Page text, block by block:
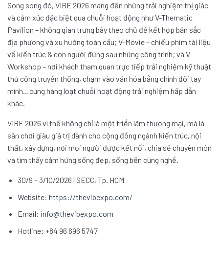
Song song đó, VIBE 2026 mang đến những trải nghiệm thị giác
và cảm xúc đặc biệt qua chuỗi hoạt động như V-Thematic
Pavilion – không gian trưng bày theo chủ đề kết hợp bản sắc
địa phương và xu hướng toàn cầu; V-Movie – chiếu phim tài liệu
về kiến trúc & con người đứng sau những công trình; và V-
Workshop – nơi khách tham quan trực tiếp trải nghiệm kỹ thuật
thủ công truyền thống, chạm vào văn hóa bằng chính đôi tay
mình…cùng hàng loạt chuỗi hoạt động trải nghiệm hấp dẫn
khác.
VIBE 2026 vì thế không chỉ là một triển lãm thương mại, mà là
sân chơi giàu giá trị dành cho cộng đồng ngành kiến trúc, nội
thất, xây dựng, nơi mọi người được kết nối, chia sẻ chuyên môn
và tìm thấy cảm hứng sống đẹp, sống bền cùng nghề.
30/9 – 3/10/2026 | SECC, Tp. HCM
Website: https://thevibexpo.com/
Email: info@thevibexpo.com
Hotline: +84 96 696 5747